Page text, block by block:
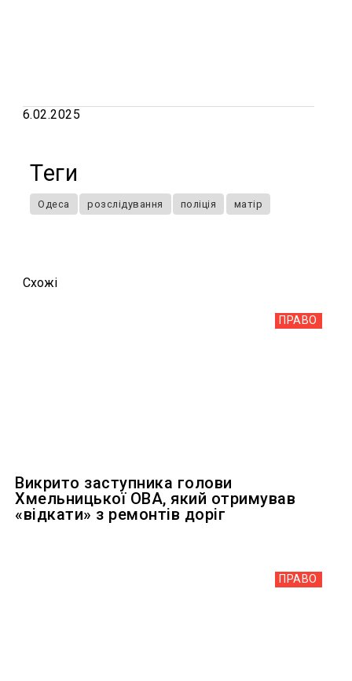
6.02.2025
Теги
Одеса розслідування поліція матір
Схожi
ПРАВО
Викрито заступника голови
Хмельницької ОВА, який отримував
«відкати» з ремонтів доріг
ПРАВО